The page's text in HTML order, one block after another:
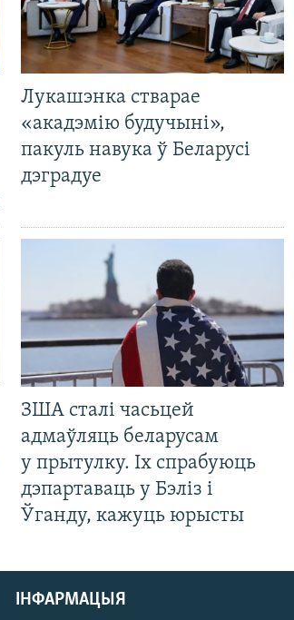
Лукашэнка стварае
«акадэмію будучыні»,
пакуль навука ў Беларусі
дэградуе
ЗША сталі часьцей
адмаўляць беларусам
у прытулку. Іх спрабуюць
дэпартаваць у Бэліз і
Ўганду, кажуць юрысты
ІНФАРМАЦЫЯ